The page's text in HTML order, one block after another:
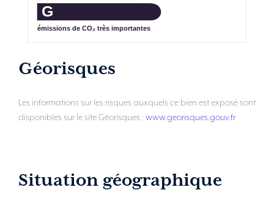
G
émissions de CO₂ très importantes
Géorisques
Les informations sur les risques auxquels ce bien est exposé sont
disponibles sur le site Géorisques : www.georisques.gouv.fr
Situation géographique